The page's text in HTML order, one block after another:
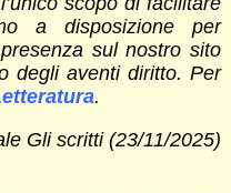
a disposizione per
sul nostro sito
degli aventi diritto. Per
.
Gli scritti (23/11/2025)